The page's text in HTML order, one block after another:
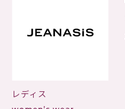
レディス